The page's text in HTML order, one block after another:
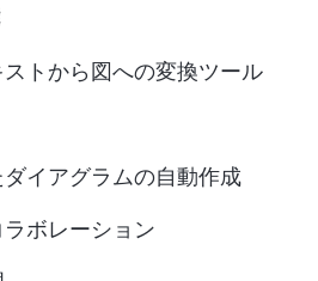
トから図への変換ツール
イアグラムの自動作成
ボレーション